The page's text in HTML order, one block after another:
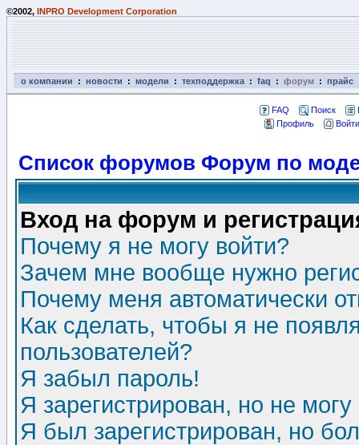
©2002, INPRO Development Corporation
о компании : новости : модели : техподдержка : faq : форум : прайс
FAQ Поиск
Профиль
Список форумов Форум по
Вход на форум и
Почему я не могу войти?
Зачем мне вообще нужно
Почему меня автоматически
Как сделать, чтобы я не
пользователей?
Я забыл пароль!
Я зарегистрирован, но не могу
Я был зарегистрирован, но